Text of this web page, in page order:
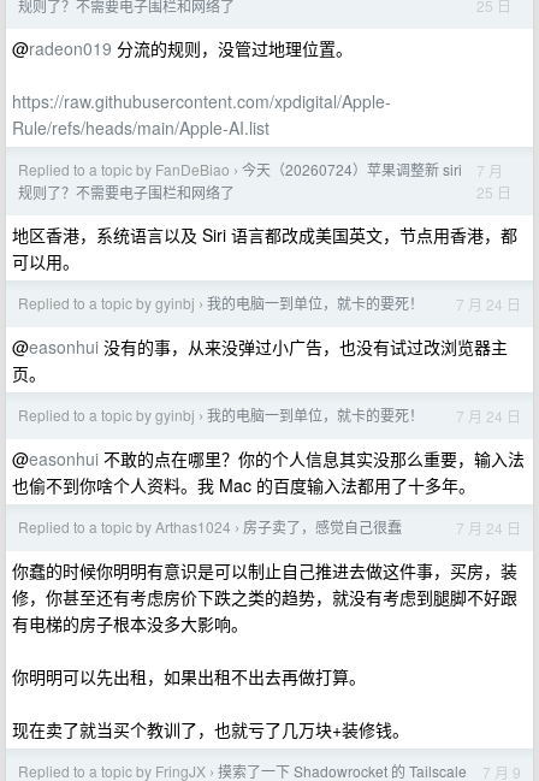
规则了？不需要电子围栏和网络了
25 日
@radeon019 分流的规则，没管过地理位置。
https://raw.githubusercontent.com/xpdigital/Apple-
Rule/refs/heads/main/Apple-AI.list
Replied to a topic by FanDeBiao › 今天（20260724）苹果调整新 siri
规则了？不需要电子围栏和网络了
7 月
25 日
地区香港，系统语言以及 Siri 语言都改成美国英文，节点用香港，都
可以用。
Replied to a topic by gyinbj › 我的电脑一到单位，就卡的要死！ 7 月 24 日
@easonhui 没有的事，从来没弹过小广告，也没有试过改浏览器主
页。
Replied to a topic by gyinbj › 我的电脑一到单位，就卡的要死！ 7 月 24 日
@easonhui 不敢的点在哪里？你的个人信息其实没那么重要，输入法
也偷不到你啥个人资料。我 Mac 的百度输入法都用了十多年。
Replied to a topic by Arthas1024 › 房子卖了，感觉自己很蠢 7 月 24 日
你蠢的时候你明明有意识是可以制止自己推进去做这件事，买房，装
修，你甚至还有考虑房价下跌之类的趋势，就没有考虑到腿脚不好跟
有电梯的房子根本没多大影响。
你明明可以先出租，如果出租不出去再做打算。
现在卖了就当买个教训了，也就亏了几万块+装修钱。
Replied to a topic by FringJX › 摸索了一下 Shadowrocket 的 Tailscale 7 月 9